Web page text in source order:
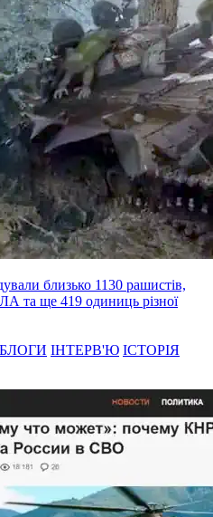
близько 1130 рашистів,
та ще 419 одиниць різної
БЛОГИ ІНТЕРВ'Ю ІСТОРІЯ